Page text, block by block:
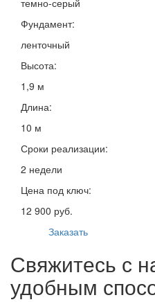
Фундамент:
ленточный
Высота:
1,9 м
Длина:
10 м
Сроки реализации:
2 недели
Цена под ключ:
12 900 руб.
Заказать
Свяжитесь с
удобным